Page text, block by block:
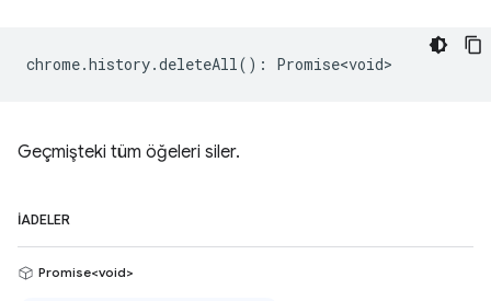
chrome.history.deleteAll() : Promise<void>
Geçmişteki tüm öğeleri siler.
İADELER
Promise<void>